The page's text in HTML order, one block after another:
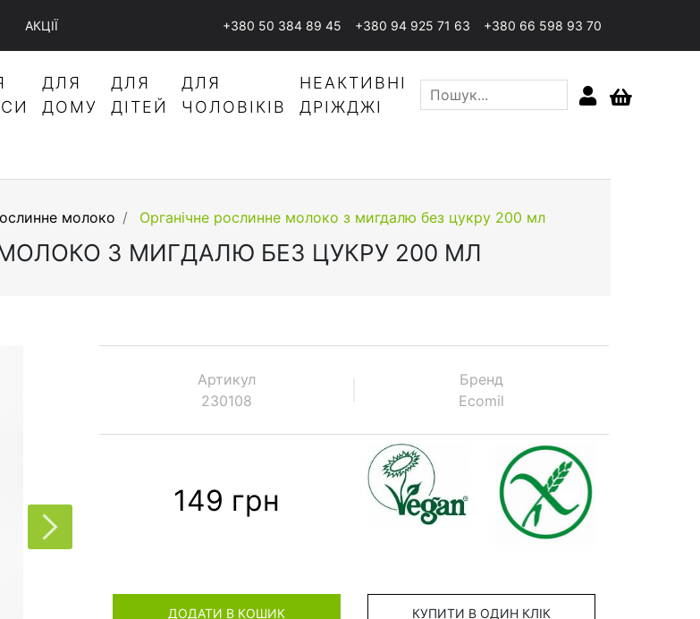
АКЦІЇ +380 50 384 89 45 +380 94 925 71 63 +380 66 598 93 70
ДЛЯ
ДОМУ
ДЛЯ
ДІТЕЙ
ДЛЯ
ЧОЛОВІКІВ
НЕАКТИВНІ
ДРІЖДЖІ
молоко Органічне рослинне молоко з мигдалю без цукру 200 мл
З МИГДАЛЮ БЕЗ ЦУКРУ 200 МЛ
Артикул
230108
Бренд
Ecomil
149 грн
ДОДАТИ В КОШИК КУПИТИ В ОДИН КЛІК